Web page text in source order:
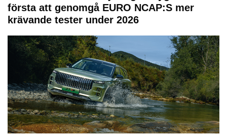
första att genomgå EURO NCAP:S mer
krävande tester under 2026